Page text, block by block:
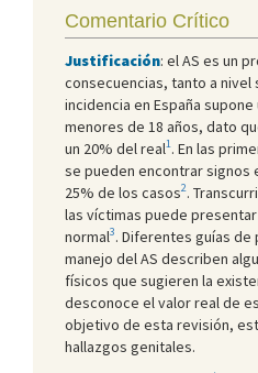
Comentario Crítico
Justificación: el AS es un
consecuencias, tanto a nivel
incidencia en España supone
menores de 18 años, dato
un 20% del real1. En las
se pueden encontrar signos
25% de los casos2.
las víctimas puede
normal3. Diferentes guías de
manejo del AS describen
físicos que sugieren la
desconoce el valor real de
objetivo de esta revisión,
hallazgos genitales.